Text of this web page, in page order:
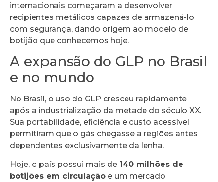
internacionais começaram a desenvolver
recipientes metálicos capazes de armazená-lo
com segurança, dando origem ao modelo de
botijão que conhecemos hoje.
A expansão do GLP no Brasil
e no mundo
No Brasil, o uso do GLP cresceu rapidamente
após a industrialização da metade do século XX.
Sua portabilidade, eficiência e custo acessível
permitiram que o gás chegasse a regiões antes
dependentes exclusivamente da lenha.
Hoje, o país possui mais de 140 milhões de
botijões em circulação e um mercado